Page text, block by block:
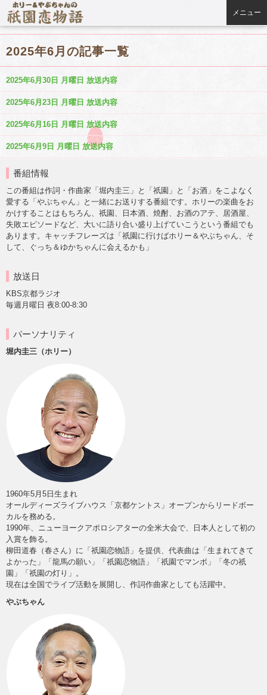
メニュー
2025年6月の記事一覧
2025年6月30日 月曜日 放送内容
2025年6月23日 月曜日 放送内容
2025年6月16日 月曜日 放送内容
2025年6月9日 月曜日 放送内容
番組情報
この番組は作詞・作曲家「堀内圭三」と「祇園」と「お酒」をこよなく
愛する「やぶちゃん」と一緒にお送りする番組です。ホリーの楽曲をお
かけすることはもちろん、祇園、日本酒、焼酎、お酒のアテ、居酒屋、
失敗エピソードなど、大いに語り合い盛り上げていこうという番組でも
あります。キャッチフレーズは「祇園に行けばホリー＆やぶちゃん、そ
して、ぐっち＆ゆかちゃんに会えるかも」
放送日
KBS京都ラジオ
毎週月曜日 夜8:00-8:30
パーソナリティ
堀内圭三（ホリー）
1960年5月5日生まれ
オールディーズライブハウス「京都ケントス」オープンからリードボー
カルを務める。
1990年、ニューヨークアポロシアターの全米大会で、日本人として初の
入賞を飾る。
柳田道春（春さん）に「祇園恋物語」を提供、代表曲は「生まれてきて
よかった」「龍馬の願い」「祇園恋物語」「祇園でマンボ」「冬の祇
園」「祇園の灯り」。
現在は全国でライブ活動を展開し、作詞作曲家としても活躍中。
やぶちゃん